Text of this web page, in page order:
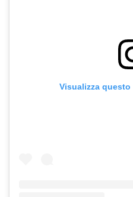
Visualizza